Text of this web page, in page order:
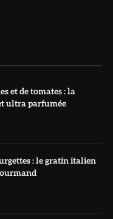
et de tomates : la
ultra parfumée
: le gratin italien